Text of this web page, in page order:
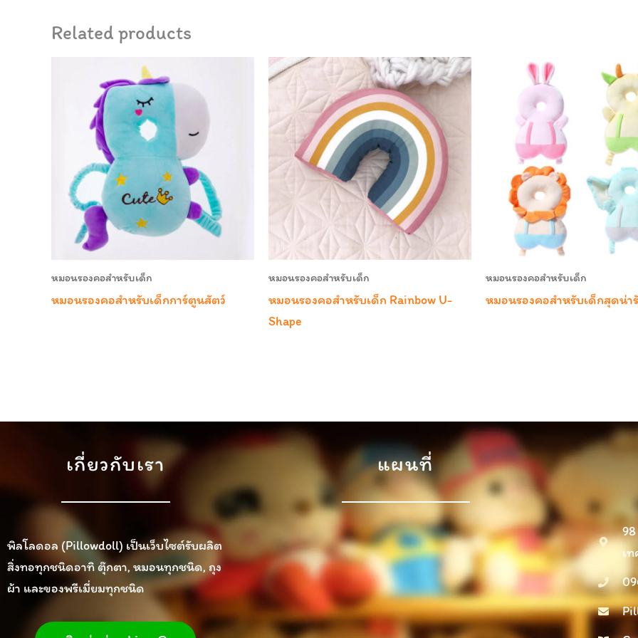
Related products
หมอนรองคอสำหรับเด็ก
หมอนรองคอสำหรับเด็กการ์ตูนสัตว์
หมอนรองคอสำหรับเด็ก
หมอนรองคอสำหรับเด็ก Rainbow U-
Shape
หมอนรองคอสำหรับเด็ก
หมอนรองคอสำหรับเด็กสุดน่า
เกี่ยวกับเรา
พิลโลดอล (Pillowdoll) เป็นเว็บไซต์รับผลิต
สิ่งทอทุกชนิดอาทิ ตุ๊กตา, หมอนทุกชนิด, ถุง
ผ้า และของพรีเมี่ยมทุกชนิด
แผนที่
เ